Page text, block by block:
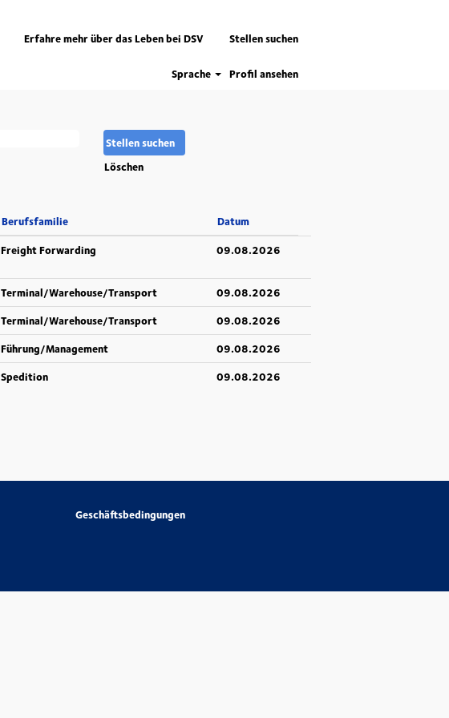
Erfahre mehr über das Leben bei DSV Stellen suchen
Sprache Profil ansehen
Löschen
Berufsfamilie
Datum
Freight Forwarding 09.08.2026
Terminal/Warehouse/Transport
09.08.2026
Terminal/Warehouse/Transport
09.08.2026
Führung/Management
09.08.2026
Spedition 09.08.2026
Geschäftsbedingungen